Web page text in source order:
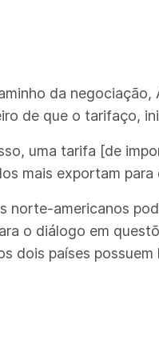
da
de que o tarifaço,
uma tarifa [de
mais exportam
norte-americanos
o diálogo em
dois países